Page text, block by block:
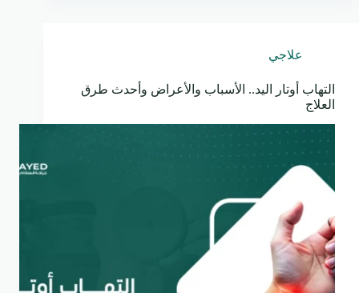
علاجي
التهاب أوتار اليد.. الأسباب والأعراض وأحدث طرق
العلاج